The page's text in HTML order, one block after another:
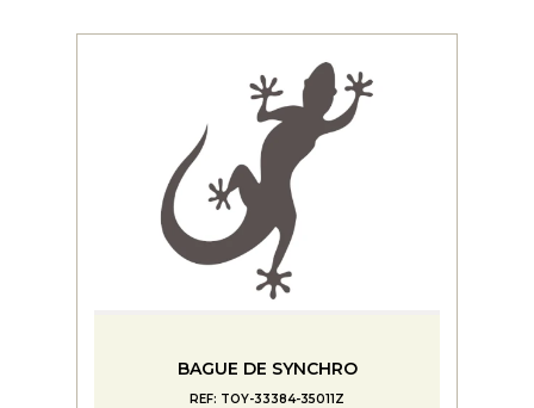
BAGUE DE SYNCHRO
REF: TOY-33384-35011Z